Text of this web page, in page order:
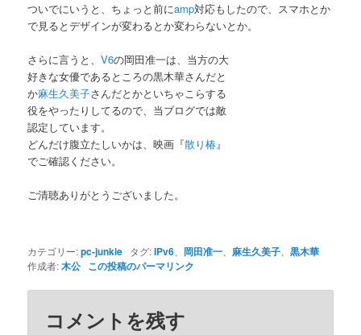
ついでにいうと、ちょっと前にamp対応もしたので、スマホとか
で見るとデザインが変わるとか変わらないとか。
さらに言うと、V6の岡田准一は、当方の大
好きな女優であるところの黒木華さんだと
か麻生久美子さんだとかといちゃこらする
役をやったりしてるので、当ブログでは敵
認定しています。
どんだけ腹立たしいかは、映画『散り椿』
でご確認ください。
ご清聴ありがとうございました。
カテゴリー:pc-junkie タグ:IPv6 岡田准一 麻生久美子 、黒木華
作成者:木公 この投稿のパーマリンク
コメントを残す